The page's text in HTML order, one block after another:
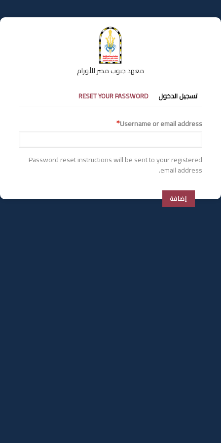
إلى
المحتوى
معهد جنوب مصر للأورام
التبويبات
الأساسية
تسجيل الدخول RESET YOUR PASSWORD
Username or email address
Password reset instructions will be sent to your registered
email address.